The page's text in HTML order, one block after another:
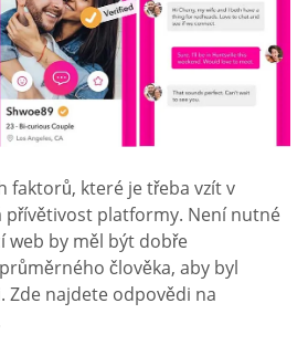
faktorů, které je třeba vzít v
přívětivost platformy. Není nutné
web by měl být dobře
člověka, aby byl
Zde najdete odpovědi na